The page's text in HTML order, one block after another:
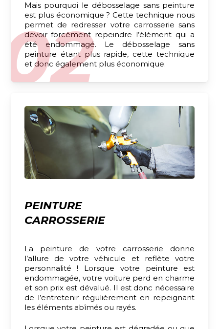
Mais pourquoi le débosselage sans peinture
est plus économique ? Cette technique nous
permet de redresser votre carrosserie sans
devoir forcément repeindre l’élément qui a
été endommagé. Le débosselage sans
peinture étant plus rapide, cette technique
et donc également plus économique.
PEINTURE
CARROSSERIE
La peinture de votre carrosserie donne
l’allure de votre véhicule et reflète votre
personnalité ! Lorsque votre peinture est
endommagée, votre voiture perd en charme
et son prix est dévalué. Il est donc nécessaire
de l’entretenir régulièrement en repeignant
les éléments abîmés ou rayés.